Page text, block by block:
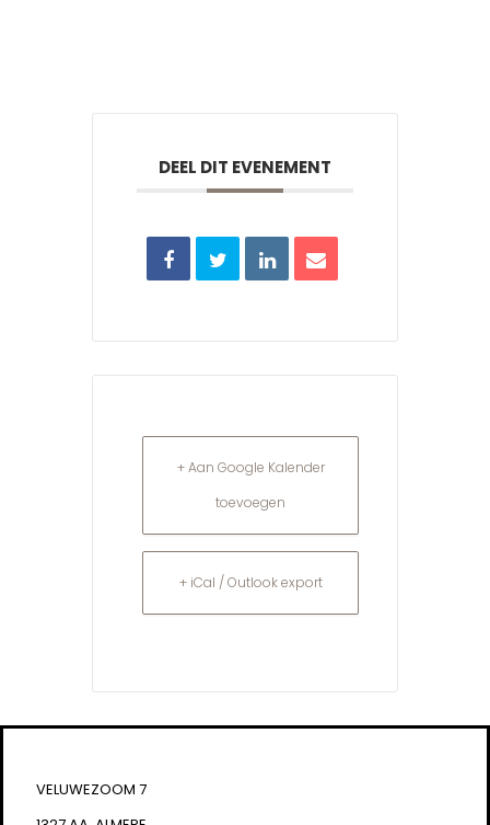
DEEL DIT EVENEMENT
+ Aan Google Kalender
toevoegen
+ iCal / Outlook export
VELUWEZOOM 7